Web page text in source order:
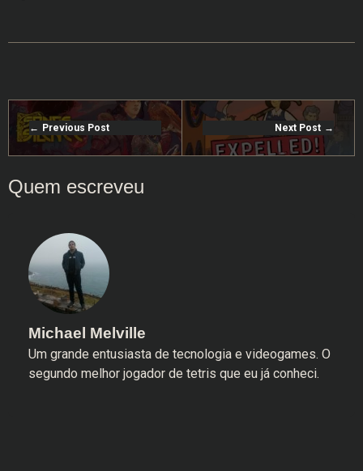
Previous Post Next Post
Michael Melville
Um grande entusiasta de tecnologia e videogames. O
segundo melhor jogador de tetris que eu já conheci.